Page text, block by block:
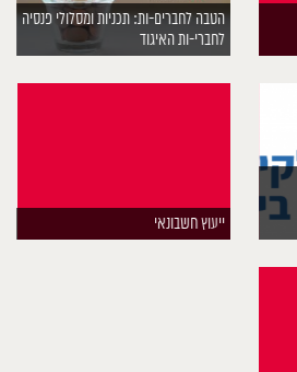
הטבה לחברים-ות: תכניות ומסלולי פנסיה
לחברי-ות האיגוד
ייעוץ חשבונאי